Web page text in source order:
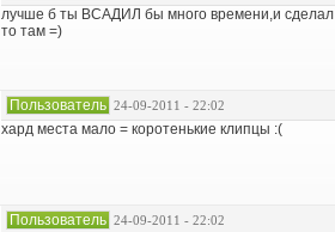
лучше б ты ВСАДИЛ бы много времени,и сделал
то там =)
Пользователь 24-09-2011 - 22:02
хард места мало = коротенькие клипцы :(
Пользователь 24-09-2011 - 22:02